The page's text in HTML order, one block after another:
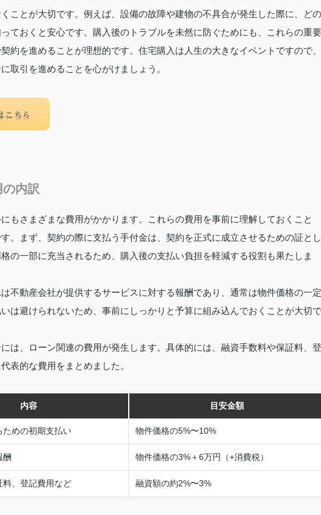
ことが大切です。例えば、設備の故障や建物の不具合が発生した際に、どの
ておくと安心です。購入後のトラブルを未然に防ぐためにも、これらの重要
約を進めることが理想的です。住宅購入は人生の大きなイベントですので、
取引を進めることを心がけましょう。
内訳
もさまざまな費用がかかります。これらの費用を事前に理解しておくこと
。まず、契約の際に支払う手付金は、契約を正式に成立させるための証とし
の一部に充当されるため、購入後の支払い負担を軽減する役割も果たしま
不動産会社が提供するサービスに対する報酬であり、通常は物件価格の一定
は避けられないため、事前にしっかりと予算に組み込んでおくことが大切で
は、ローン関連の費用が発生します。具体的には、融資手数料や保証料、登
表的な費用をまとめました。
内容 目安金額
ための初期支払い 物件価格の5%〜10%
酬 物件価格の3%＋6万円（+消費税）
料、登記費用など 融資額の約2%〜3%